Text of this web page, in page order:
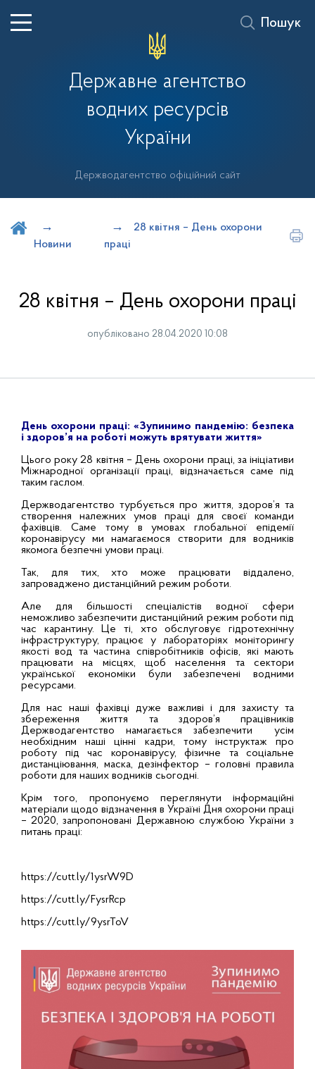
Державне агентство
водних ресурсів
України
Держводагентство офіційний сайт
Пошук
Новини
28 квітня – День охорони
праці
28 квітня – День охорони праці
опубліковано 28.04.2020 10:08
День охорони праці: «Зупинимо пандемію: безпека
і здоров’я на роботі можуть врятувати життя»
Цього року 28 квітня – День охорони праці, за ініціативи
Міжнародної організації праці, відзначається саме під
таким гаслом.
Держводагентство турбується про життя, здоров’я та
створення належних умов праці для своєї команди
фахівців. Саме тому в умовах глобальної епідемії
коронавірусу ми намагаємося створити для водників
якомога безпечні умови праці.
Так, для тих, хто може працювати віддалено,
запроваджено дистанційний режим роботи.
Але для більшості спеціалістів водної сфери
неможливо забезпечити дистанційний режим роботи під
час карантину. Це ті, хто обслуговує гідротехнічну
інфраструктуру, працює у лабораторіях моніторингу
якості вод та частина співробітників офісів, які мають
працювати на місцях, щоб населення та сектори
української економіки були забезпечені водними
ресурсами.
Для нас наші фахівці дуже важливі і для захисту та
збереження життя та здоров’я працівників
Держводагентство намагається забезпечити усім
необхідним наші цінні кадри, тому інструктаж про
роботу під час коронавірусу, фізичне та соціальне
дистанціювання, маска, дезінфектор – головні правила
роботи для наших водників сьогодні.
Крім того, пропонуємо переглянути інформаційні
матеріали щодо відзначення в Україні Дня охорони праці
– 2020, запропоновані Державною службою України з
питань праці:
https://cutt.ly/1ysrW9D
https://cutt.ly/FysrRcp
https://cutt.ly/9ysrToV